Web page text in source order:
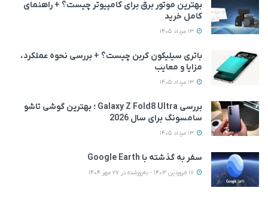
بهترین موتور برق برای کامپیوتر چیست؟ + راهنمای
کامل خرید
باتری سیلیکون کربن چیست؟ + بررسی نحوه عملکرد،
مزایا و معایب
بررسی Galaxy Z Fold8 Ultra ؛ بهترین گوشی تاشو
سامسونگ برای سال 2026
سفر به گذشته با Google Earth